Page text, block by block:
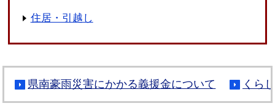
住居・引越し
県南豪雨災害にかかる義援金について くら